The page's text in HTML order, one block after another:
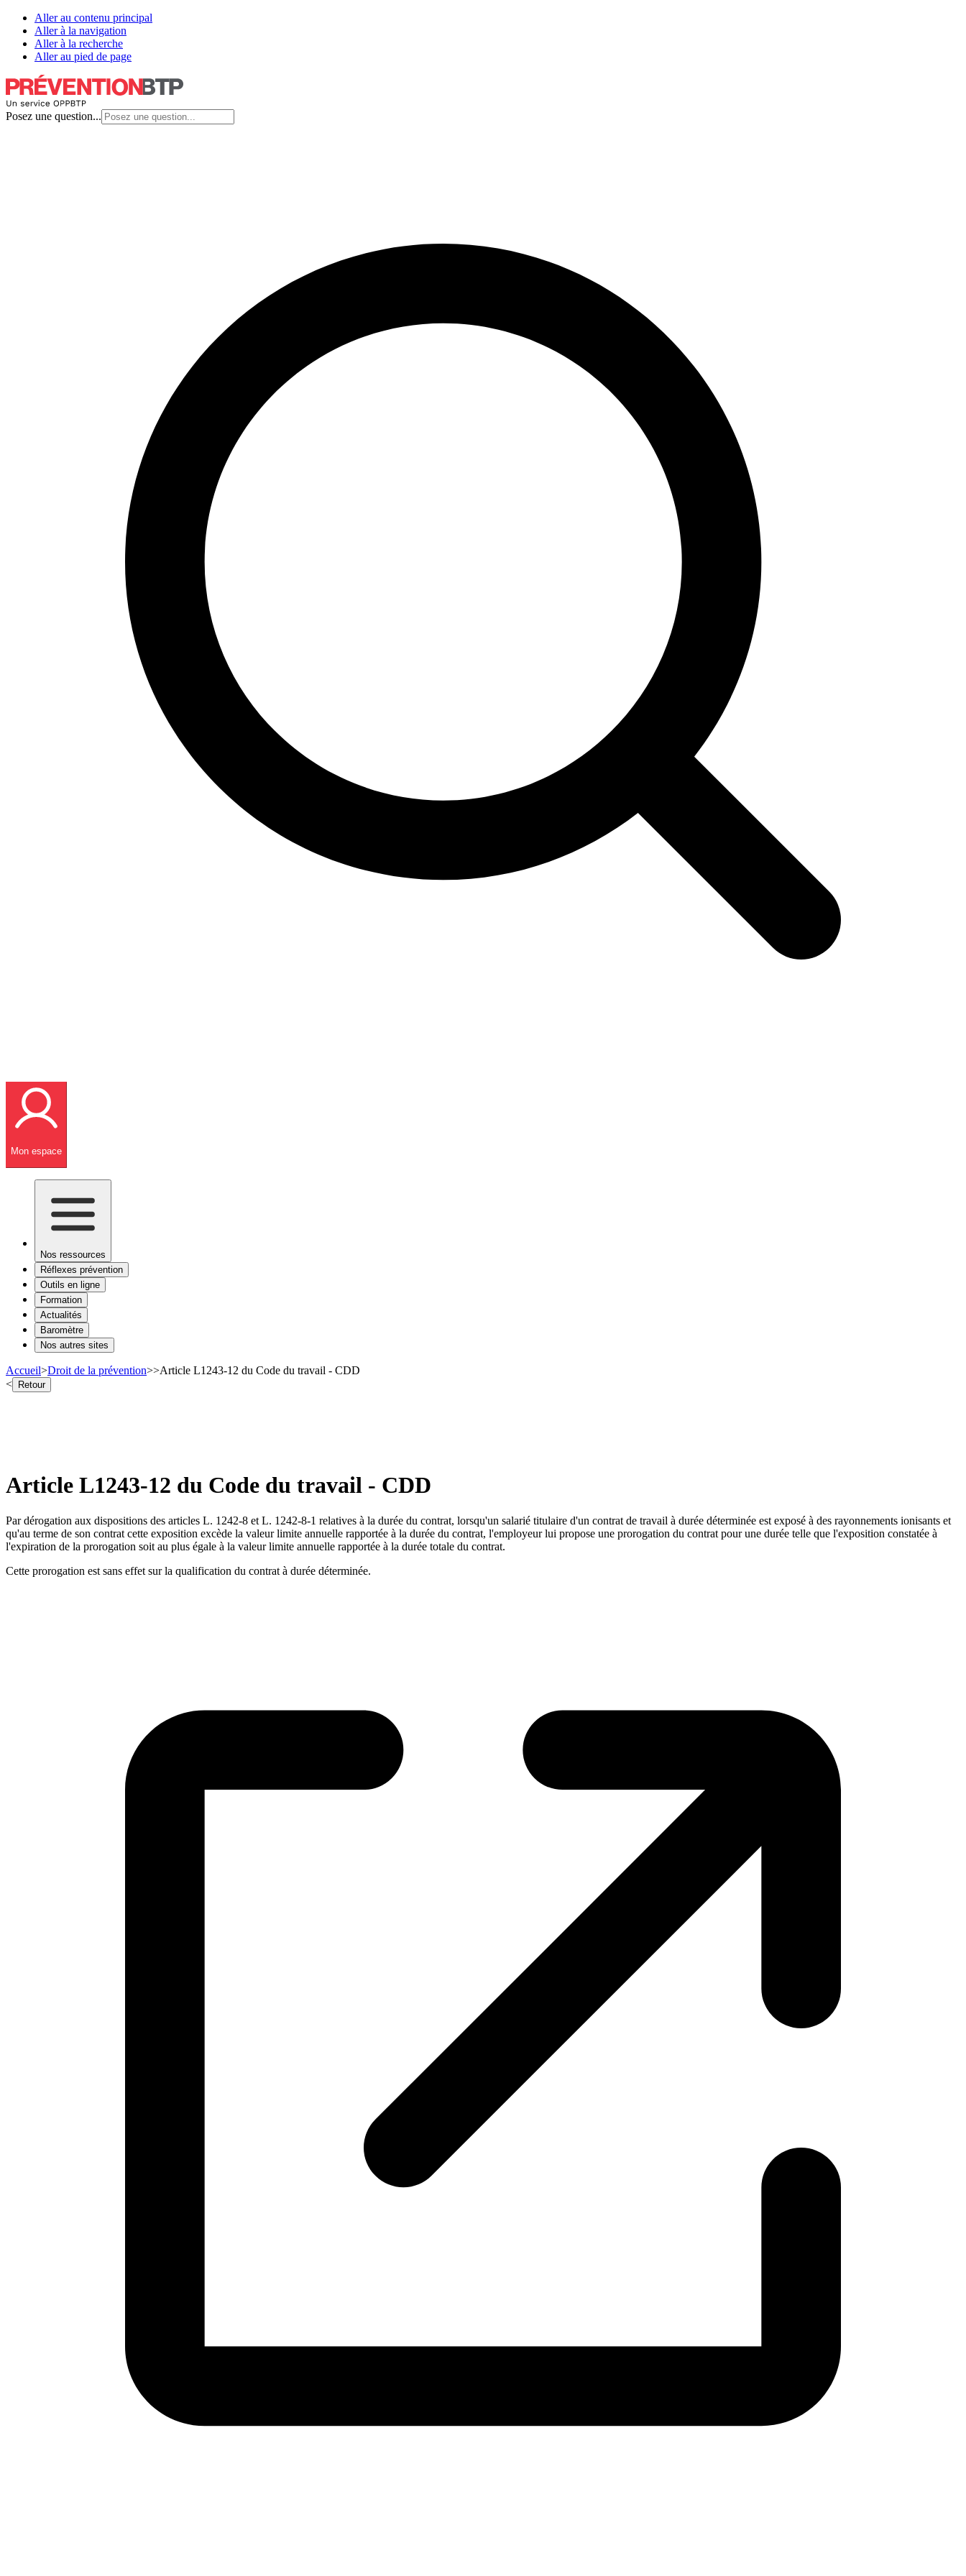
Aller au contenu principal
Aller à la navigation
Aller à la recherche
Aller au pied de page
Posez une question...
Mon espace
Nos ressources
Réflexes prévention
Outils en ligne
Formation
Actualités
Baromètre
Nos autres sites
Accueil>Droit de la prévention>>Article L1243-12 du Code du travail - CDD
< Retour
Article L1243-12 du Code du travail - CDD
Par dérogation aux dispositions des articles L. 1242-8 et L. 1242-8-1 relatives à la durée du contrat, lorsqu'un salarié titulaire d'un contrat de travail à durée déterminée est exposé à des rayonnements ionisants et
qu'au terme de son contrat cette exposition excède la valeur limite annuelle rapportée à la durée du contrat, l'employeur lui propose une prorogation du contrat pour une durée telle que l'exposition constatée à
l'expiration de la prorogation soit au plus égale à la valeur limite annuelle rapportée à la durée totale du contrat.
Cette prorogation est sans effet sur la qualification du contrat à durée déterminée.